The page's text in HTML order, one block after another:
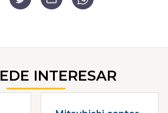
INTERESAR